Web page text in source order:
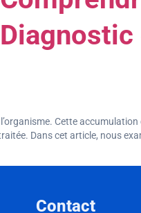
Cette
Dans cet article, nous
Contact